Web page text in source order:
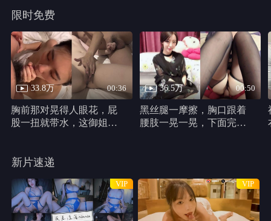
限时免费
33.8万 00:36
胸前那对晃得人眼花，屁
股一扭就带水，这御姐身
36.5万 00:50
黑丝腿一摩擦，胸口跟着
腰肢一晃一晃，下面完全
新片速递
VIP VIP